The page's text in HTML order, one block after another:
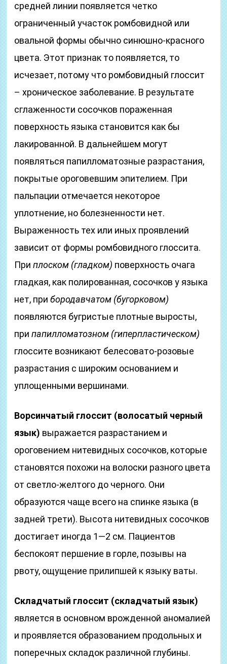
средней линии появляется четко
ограниченный участок ромбовидной или
овальной формы обычно синюшно-красного
цвета. Этот признак то появляется, то
исчезает, потому что ромбовидный глоссит
– хроническое заболевание. В результате
сглаженности сосочков пораженная
поверхность языка становится как бы
лакированной. В дальнейшем могут
появляться папилломатозные разрастания,
покрытые ороговевшим эпителием. При
пальпации отмечается некоторое
уплотнение, но болезненности нет.
Выраженность тех или иных проявлений
зависит от формы ромбовидного глоссита.
Приплоском (гладком) поверхность очага
гладкая, как полированная, сосочков у языка
нет, прибородавчатом (бугорковом)
появляются бугристые плотные выросты,
припапилломатозном (гиперпластическом)
глоссите возникают белесовато-розовые
разрастания с широким основанием и
уплощенными вершинами.
Ворсинчатый глоссит (волосатый черный
язык) выражается разрастанием и
ороговением нитевидных сосочков, которые
становятся похожи на волоски разного цвета
от светло-желтого до черного. Они
образуются чаще всего на спинке языка (в
задней трети). Высота нитевидных сосочков
достигает иногда 1—2 см. Пациентов
беспокоят першение в горле, позывы на
рвоту, ощущение прилипшей к языку ваты.
Складчатый глоссит (складчатый язык)
является в основном врожденной аномалией
и проявляется образованием продольных и
поперечных складок различной глубины.